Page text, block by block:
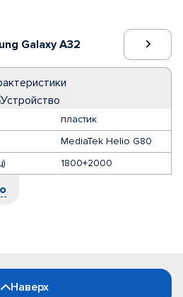
Galaxy A32
пластик
MediaTek Helio G80
1800+2000
Наверх